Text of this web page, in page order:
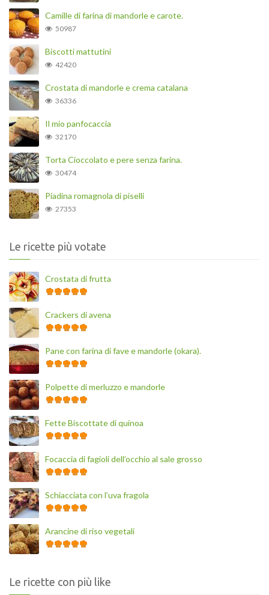
Camille di farina di mandorle e carote.
50987
Biscotti mattutini
42420
Crostata di mandorle e crema catalana
36336
Il mio panfocaccia
32170
Torta Cioccolato e pere senza farina.
30474
Piadina romagnola di piselli
27353
Le ricette più votate
Crostata di frutta
Crackers di avena
Pane con farina di fave e mandorle (okara).
Polpette di merluzzo e mandorle
Fette Biscottate di quinoa
Focaccia di fagioli dell’occhio al sale grosso
Schiacciata con l’uva fragola
Arancine di riso vegetali
Le ricette con più like